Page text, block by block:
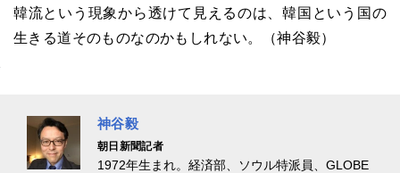
韓流という現象から透けて見えるのは、韓国という国の
生きる道そのものなのかもしれない。（神谷毅）
神谷毅
朝日新聞記者
1972年生まれ。経済部、ソウル特派員、GLOBE